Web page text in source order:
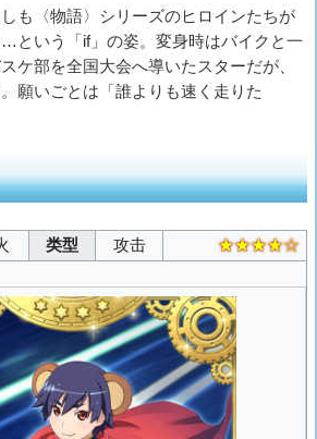
も〈物語〉シリーズのヒロインたちが
という「if」の姿。変身時はバイクと一
ケ部を全国大会へ導いたスターだが、
願いごとは「誰よりも速く走りた
类型 攻击 ★★★★☆